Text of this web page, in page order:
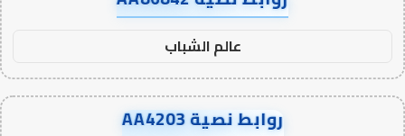
عالم الشباب
روابط نصية AA4203